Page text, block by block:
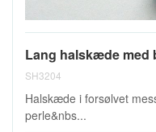
Lang halskæde med
SH3204
Halskæde i forsølvet
perle&nbs...